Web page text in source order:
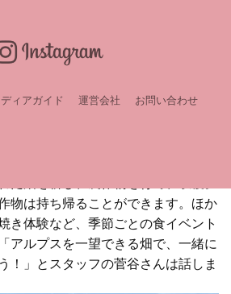
ィアガイド 運営会社 お問い合わせ
通して、農村の魅力を発信するさま
園が開く「親子農業体験教室」で
物は持ち帰ることができます。ほか
き体験など、季節ごとの食イベント
アルプスを一望できる畑で、一緒に
！」とスタッフの菅谷さんは話しま